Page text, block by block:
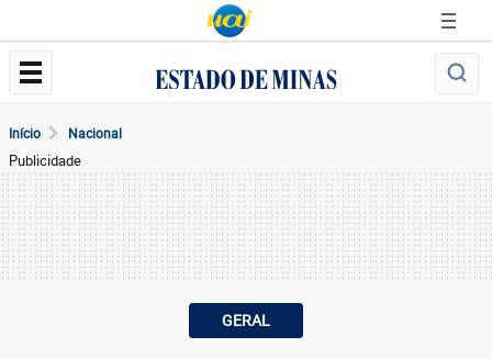
Início Nacional
Publicidade
GERAL